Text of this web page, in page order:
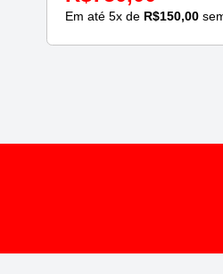
Em até 5x de R$150,00